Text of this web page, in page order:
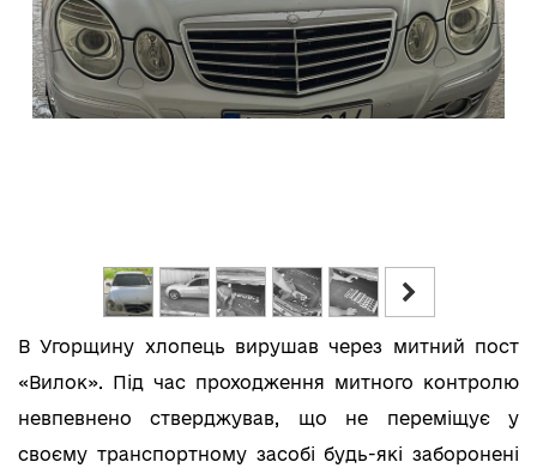
В Угорщину хлопець вирушав через митний пост
«Вилок». Під час проходження митного контролю
невпевнено стверджував, що не переміщує у
своєму транспортному засобі будь-які заборонені